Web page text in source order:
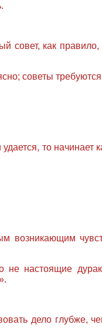
совет, как
советы
то начинает
возникающим
не настоящие
дело глубже,